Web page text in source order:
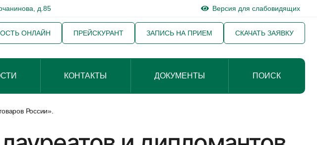
д.85 Версия для слабовидящих
ОНЛАЙН ПРЕЙСКУРАНТ ЗАПИСЬ НА ПРИЕМ СКАЧАТЬ ЗАЯВКУ
КОНТАКТЫ ДОКУМЕНТЫ ПОИСК
России».